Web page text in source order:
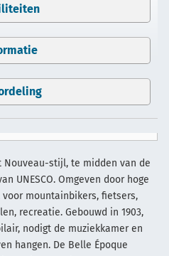
Nouveau-stijl, te midden van de
UNESCO. Omgeven door hoge
mountainbikers, fietsers,
recreatie. Gebouwd in 1903,
nodigt de muziekkamer en
hangen. De Belle Époque